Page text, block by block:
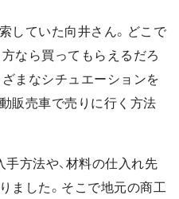
していた向井さん。どこで
なら買ってもらえるだろ
まなシチュエーションを
販売車で売りに行く方法
手方法や、材料の仕入れ先
ました。そこで地元の商工